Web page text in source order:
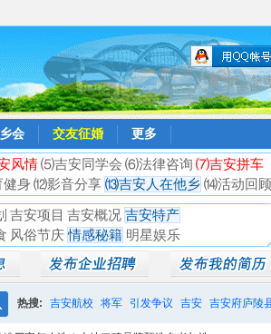
只需一步，快
会 交友征婚 更多
风情⑸吉安同学会 ⑹法律咨询 ⑺吉安拼车
身 ⑿影音分享 ⒀吉安人在他乡 ⒁活动回顾
吉安项目 吉安概况 吉安特产
风俗节庆 情感秘籍 明星娱乐
热搜: 吉安航校 将军 引发争议 吉安 吉安府庐陵